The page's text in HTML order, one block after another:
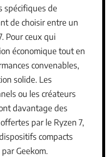
spécifiques de
de choisir entre un
Pour ceux qui
économique tout en
convenables,
solide. Les
ou les créateurs
davantage des
par le Ryzen 7,
compacts
Geekom.